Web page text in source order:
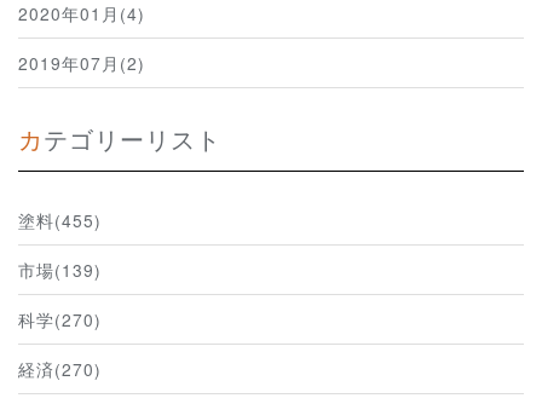
2020年01月(4)
2019年07月(2)
カテゴリーリスト
塗料(455)
市場(139)
科学(270)
経済(270)